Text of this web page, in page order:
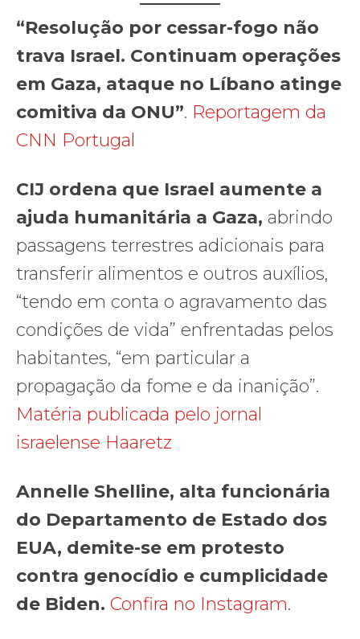
“Resolução por cessar-fogo não
trava Israel. Continuam operações
em Gaza, ataque no Líbano atinge
comitiva da ONU”. Reportagem da
CNN Portugal
CIJ ordena que Israel aumente a
ajuda humanitária a Gaza, abrindo
passagens terrestres adicionais para
transferir alimentos e outros auxílios,
“tendo em conta o agravamento das
condições de vida” enfrentadas pelos
habitantes, “em particular a
propagação da fome e da inanição”.
Matéria publicada pelo jornal
israelense Haaretz
Annelle Shelline, alta funcionária
do Departamento de Estado dos
EUA, demite-se em protesto
contra genocídio e cumplicidade
de Biden. Confira no Instagram.